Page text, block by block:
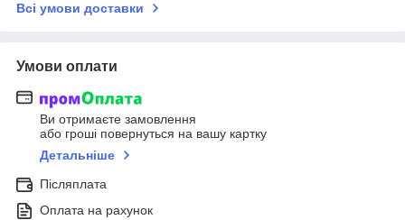
Всі умови доставки
Умови оплати
Ви отримаєте замовлення
або гроші повернуться на вашу картку
Детальніше
Післяплата
Оплата на рахунок